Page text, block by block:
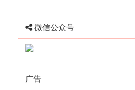
微信公众号
广告